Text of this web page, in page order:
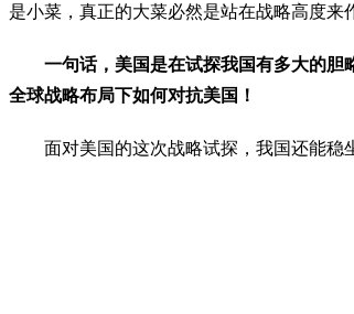
是小菜，真正的大菜必然是站在战略高度来
一句话，美国是在试探我国有多大的
全球战略布局下如何对抗美国！
面对美国的这次战略试探，我国还能稳